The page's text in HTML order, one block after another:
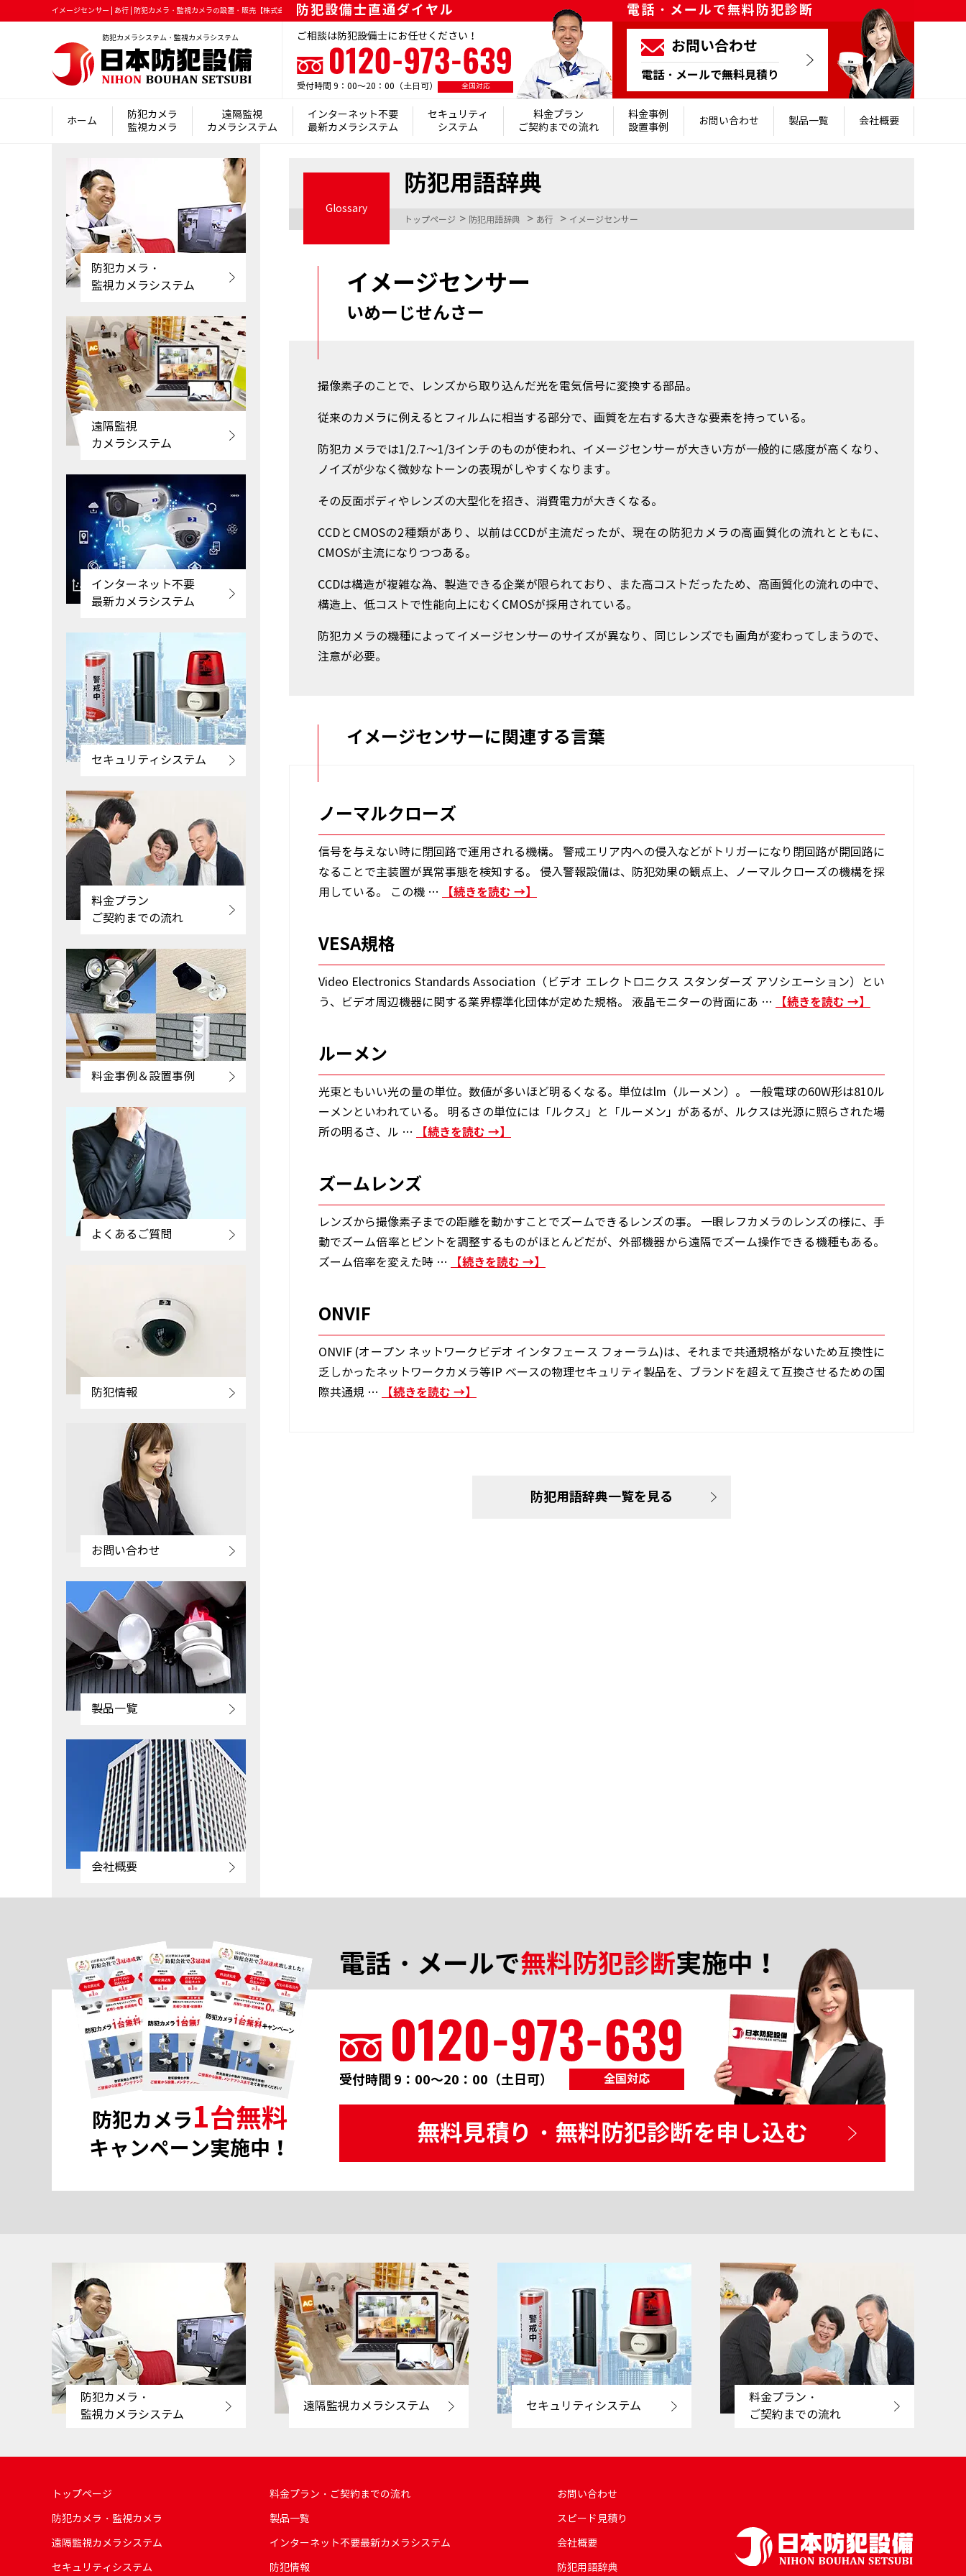
イメージセンサー | あ行 | 防犯カメラ・監視カメラの設置・販売【株式会社日本防犯設備】
防犯カメラシステム・監視カメラシステム
防犯設備士直通ダイヤル
ご相談は防犯設備士にお任せください！
受付時間 9：00～20：00（土日可） 全国対応
電話・メールで無料防犯診断
お問い合わせ
電話・メールで無料見積り
ホーム
防犯カメラ
監視カメラ
遠隔監視
カメラシステム
インターネット不要
最新カメラシステム
セキュリティ
システム
料金プラン
ご契約までの流れ
料金事例
設置事例
お問い合わせ 製品一覧 会社概要
防犯カメラ・
監視カメラシステム
遠隔監視
カメラシステム
インターネット不要
最新カメラシステム
セキュリティシステム
料金プラン
ご契約までの流れ
料金事例＆設置事例
よくあるご質問
防犯情報
お問い合わせ
製品一覧
会社概要
防犯用語辞典
トップページ > 防犯用語辞典 > あ行 > イメージセンサー
Glossary
イメージセンサー
いめーじせんさー
撮像素子のことで、レンズから取り込んだ光を電気信号に変換する部品。
従来のカメラに例えるとフィルムに相当する部分で、画質を左右する大きな要素を持っている。
防犯カメラでは1/2.7～1/3インチのものが使われ、イメージセンサーが大きい方が一般的に感度が高くなり、
ノイズが少なく微妙なトーンの表現がしやすくなります。
その反面ボディやレンズの大型化を招き、消費電力が大きくなる。
CCDとCMOSの2種類があり、以前はCCDが主流だったが、現在の防犯カメラの高画質化の流れとともに、
CMOSが主流になりつつある。
CCDは構造が複雑な為、製造できる企業が限られており、また高コストだったため、高画質化の流れの中で、
構造上、低コストで性能向上にむくCMOSが採用されている。
防犯カメラの機種によってイメージセンサーのサイズが異なり、同じレンズでも画角が変わってしまうので、
注意が必要。
イメージセンサーに関連する言葉
ノーマルクローズ
信号を与えない時に閉回路で運用される機構。 警戒エリア内への侵入などがトリガーになり閉回路が開回路に
なることで主装置が異常事態を検知する。 侵入警報設備は、防犯効果の観点上、ノーマルクローズの機構を採
用している。 この機 …
続きを読む →
VESA規格
Video Electronics Standards Association（ビデオ エレクトロニクス スタンダーズ アソシエーション）とい
う、ビデオ周辺機器に関する業界標準化団体が定めた規格。 液晶モニターの背面にあ …
続きを読む →
ルーメン
光束ともいい光の量の単位。数値が多いほど明るくなる。単位はlm（ルーメン）。 一般電球の60W形は810ル
ーメンといわれている。 明るさの単位には「ルクス」と「ルーメン」があるが、ルクスは光源に照らされた場
所の明るさ、ル …
続きを読む →
ズームレンズ
レンズから撮像素子までの距離を動かすことでズームできるレンズの事。 一眼レフカメラのレンズの様に、手
動でズーム倍率とピントを調整するものがほとんどだが、外部機器から遠隔でズーム操作できる機種もある。
ズーム倍率を変えた時 …
続きを読む →
ONVIF
ONVIF (オープン ネットワークビデオ インタフェース フォーラム)は、それまで共通規格がないため互換性に
乏しかったネットワークカメラ等IP ベースの物理セキュリティ製品を、ブランドを超えて互換させるための国
際共通規 …
続きを読む →
防犯用語辞典一覧を見る
防犯カメラ1台無料
キャンペーン実施中！
電話・メールで無料防犯診断実施中！
受付時間 9：00～20：00（土日可） 全国対応
無料見積り・無料防犯診断を申し込む
防犯カメラ・
監視カメラシステム
遠隔監視カメラシステム セキュリティシステム
料金プラン・
ご契約までの流れ
トップページ
防犯カメラ・監視カメラ
遠隔監視カメラシステム
セキュリティシステム
料金プラン・ご契約までの流れ
製品一覧
インターネット不要最新カメラシステム
防犯情報
お問い合わせ
スピード見積り
会社概要
防犯用語辞典